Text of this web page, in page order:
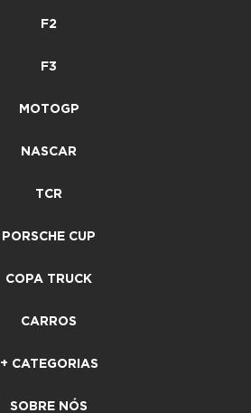
F2
F3
MOTOGP
NASCAR
TCR
PORSCHE CUP
COPA TRUCK
CARROS
+ CATEGORIAS
SOBRE NÓS